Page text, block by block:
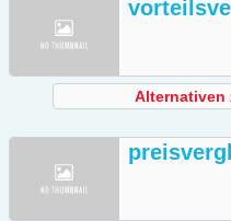
Alternativen